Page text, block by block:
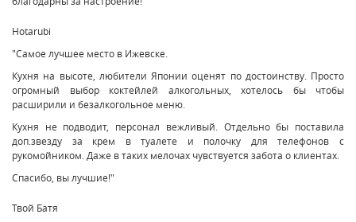
Hotarubi
"Самое лучшее место в Ижевске.
Кухня на высоте, любители Японии оценят по достоинству. Просто
огромный выбор коктейлей алкогольных, хотелось бы чтобы
расширили и безалкогольное меню.
Кухня не подводит, персонал вежливый. Отдельно бы поставила
доп.звезду за крем в туалете и полочку для телефонов с
рукомойником. Даже в таких мелочах чувствуется забота о клиентах.
Спасибо, вы лучшие!"
Твой Батя